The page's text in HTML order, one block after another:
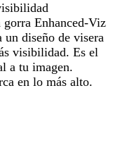
Enhanced-Viz
un diseño de visera
visibilidad. Es el
a tu imagen.
en lo más alto.